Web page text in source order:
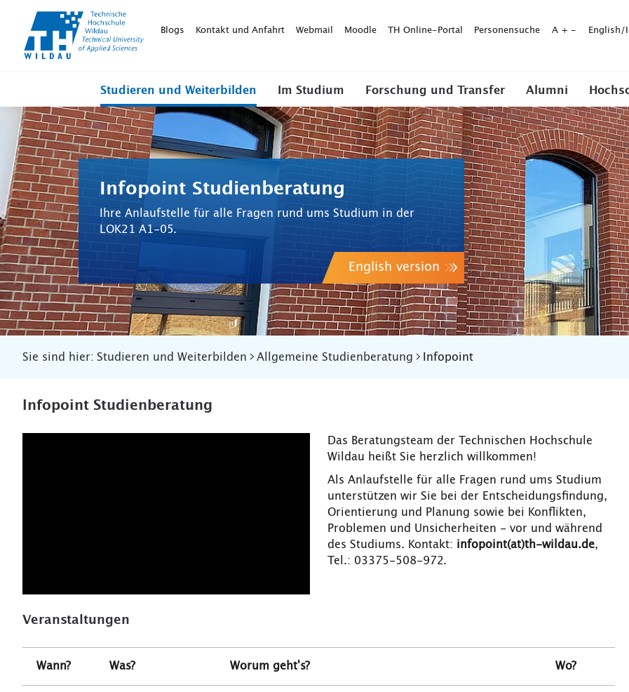
WildauBlogs Kontakt und Anfahrt Webmail Moodle TH Online-Portal Personensuche A + - English/
Studieren und Weiterbilden Im Studium Forschung und Transfer Alumni
Infopoint Studienberatung
Ihre Anlaufstelle für alle Fragen rund ums Studium in der
LOK21 A1-05.
English version
Sie sind hier: Studieren und Weiterbilden Allgemeine Studienberatung Infopoint
Infopoint Studienberatung
Das Beratungsteam der Technischen Hochschule
Wildau heißt Sie herzlich willkommen!
Als Anlaufstelle für alle Fragen rund ums Studium
unterstützen wir Sie bei der Entscheidungsfindung,
Orientierung und Planung sowie bei Konflikten,
Problemen und Unsicherheiten - vor und während
des Studiums. Kontakt: infopoint(at)th-wildau.de,
Tel.: 03375-508-972.
Veranstaltungen
Wann? Was? Worum geht's? Wo?